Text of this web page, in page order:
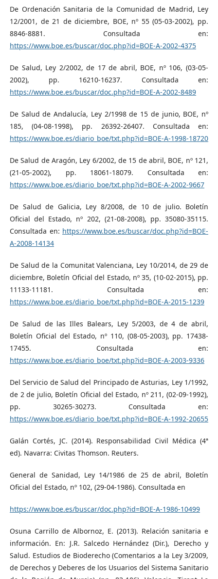
De Ordenación Sanitaria de la Comunidad de Madrid, Ley
12/2001, de 21 de diciembre, BOE, nº 55 (05-03-2002), pp.
8846-8881. Consultada en:
https://www.boe.es/buscar/doc.php?id=BOE-A-2002-4375
De Salud, Ley 2/2002, de 17 de abril, BOE, nº 106, (03-05-
2002), pp. 16210-16237. Consultada en:
https://www.boe.es/buscar/doc.php?id=BOE-A-2002-8489
De Salud de Andalucía, Ley 2/1998 de 15 de junio, BOE, nº
185, (04-08-1998), pp. 26392-26407. Consultada en:
https://www.boe.es/diario_boe/txt.php?id=BOE-A-1998-18720
De Salud de Aragón, Ley 6/2002, de 15 de abril, BOE, nº 121,
(21-05-2002), pp. 18061-18079. Consultada en:
https://www.boe.es/diario_boe/txt.php?id=BOE-A-2002-9667
De Salud de Galicia, Ley 8/2008, de 10 de julio. Boletín
Oficial del Estado, nº 202, (21-08-2008), pp. 35080-35115.
Consultada en: https://www.boe.es/buscar/doc.php?id=BOE-
A-2008-14134
De Salud de la Comunitat Valenciana, Ley 10/2014, de 29 de
diciembre, Boletín Oficial del Estado, nº 35, (10-02-2015), pp.
11133-11181. Consultada en:
https://www.boe.es/diario_boe/txt.php?id=BOE-A-2015-1239
De Salud de las Illes Balears, Ley 5/2003, de 4 de abril,
Boletín Oficial del Estado, nº 110, (08-05-2003), pp. 17438-
17455. Consultada en:
https://www.boe.es/diario_boe/txt.php?id=BOE-A-2003-9336
Del Servicio de Salud del Principado de Asturias, Ley 1/1992,
de 2 de julio, Boletín Oficial del Estado, nº 211, (02-09-1992),
pp. 30265-30273. Consultada en:
https://www.boe.es/diario_boe/txt.php?id=BOE-A-1992-20655
Galán Cortés, JC. (2014). Responsabilidad Civil Médica (4ª
ed). Navarra: Civitas Thomson. Reuters.
General de Sanidad, Ley 14/1986 de 25 de abril, Boletín
Oficial del Estado, nº 102, (29-04-1986). Consultada en
https://www.boe.es/buscar/doc.php?id=BOE-A-1986-10499
Osuna Carrillo de Albornoz, E. (2013). Relación sanitaria e
información. En: J.R. Salcedo Hernández (Dir.), Derecho y
Salud. Estudios de Bioderecho (Comentarios a la Ley 3/2009,
de Derechos y Deberes de los Usuarios del Sistema Sanitario